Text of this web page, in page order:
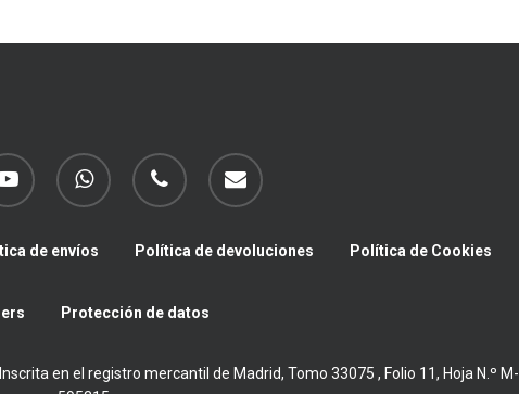
whatsapp phone email
de envíos Política de devoluciones Política de Cookies
Protección de datos
en el registro mercantil de Madrid, Tomo 33075 , Folio 11, Hoja N.º M-